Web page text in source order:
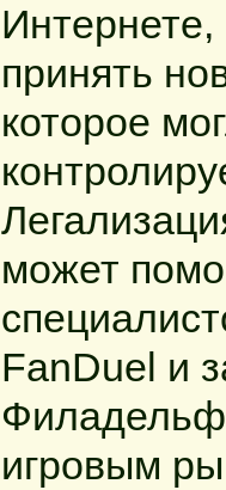
принять
которое
может
FanDuel и
игровым